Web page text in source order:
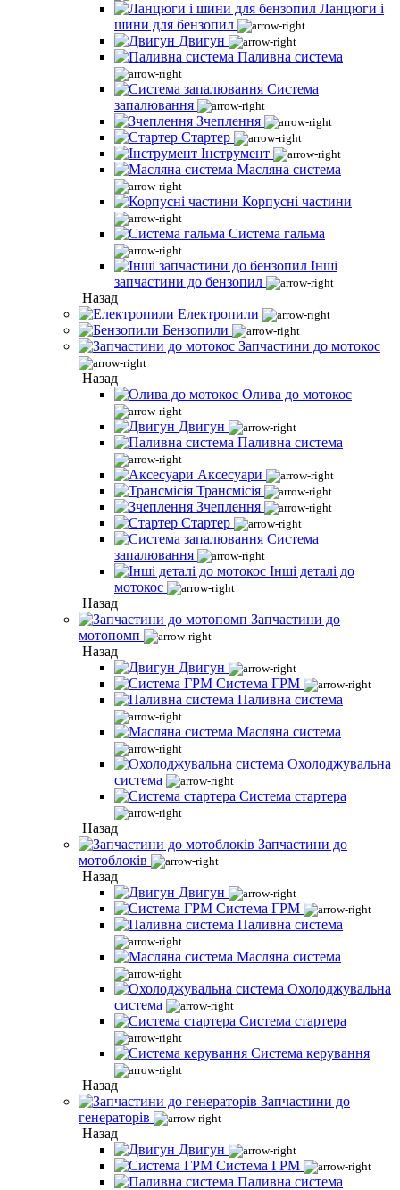
Ланцюги і
шини для бензопил
Двигун
Паливна система
Система
запалювання
Зчеплення
Стартер
Інструмент
Масляна система
Корпусні частини
Система гальма
Інші
запчастини до бензопил
Назад
Електропили
Бензопили
Запчастини до мотокос
Назад
Олива до мотокос
Двигун
Паливна система
Аксесуари
Трансмісія
Зчеплення
Стартер
Система
запалювання
Інші деталі до
мотокос
Назад
Запчастини до
мотопомп
Назад
Двигун
Система ГРМ
Паливна система
Масляна система
Охолоджувальна
система
Система стартера
Назад
Запчастини до
мотоблоків
Назад
Двигун
Система ГРМ
Паливна система
Масляна система
Охолоджувальна
система
Система стартера
Система керування
Назад
Запчастини до
генераторів
Назад
Двигун
Система ГРМ
Паливна система